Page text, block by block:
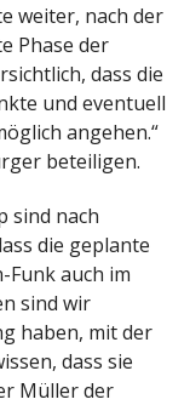
weiter, nach der
Phase der
dass die
und eventuell
angehen.“
beteiligen.
sind nach
die geplante
auch im
sind wir
haben, mit der
dass sie
Müller der